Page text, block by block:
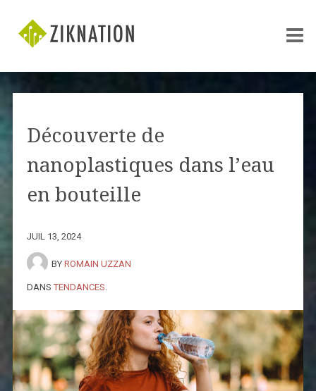
Découverte de
nanoplastiques dans l’eau
en bouteille
JUIL 13, 2024
BY ROMAIN UZZAN
DANS TENDANCES